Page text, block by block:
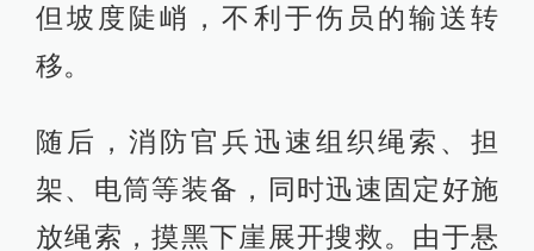
但坡度陡峭，不利于伤员的输送转
移。
随后，消防官兵迅速组织绳索、担
架、电筒等装备，同时迅速固定好施
放绳索，摸黑下崖展开搜救。由于悬